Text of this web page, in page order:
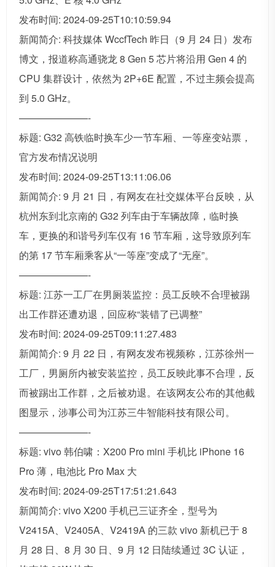
发布时间: 2024-09-25T10:10:59.94
新闻简介: 科技媒体 WccfTech 昨日（9 月 24 日）发布
博文，报道称高通骁龙 8 Gen 5 芯片将沿用 Gen 4 的
CPU 集群设计，依然为 2P+6E 配置，不过主频会提高
到 5.0 GHz。
———————-
标题: G32 高铁临时换车少一节车厢、一等座变站票，
官方发布情况说明
发布时间: 2024-09-25T13:11:06.06
新闻简介: 9 月 21 日，有网友在社交媒体平台反映，从
杭州东到北京南的 G32 列车由于车辆故障，临时换
车，更换的和谐号列车仅有 16 节车厢，这导致原列车
的第 17 节车厢乘客从“一等座”变成了“无座”。
———————-
标题: 江苏一工厂在男厕装监控：员工反映不合理被踢
出工作群还遭劝退，回应称“装错了已调整”
发布时间: 2024-09-25T09:11:27.483
新闻简介: 9 月 22 日，有网友发布视频称，江苏徐州一
工厂，男厕所内被安装监控，员工反映此事不合理，反
而被踢出工作群，之后被劝退。在该网友公布的其他截
图显示，涉事公司为江苏三牛智能科技有限公司。
———————-
标题: vivo 韩伯啸：X200 Pro mini 手机比 iPhone 16
Pro 薄，电池比 Pro Max 大
发布时间: 2024-09-25T17:51:21.643
新闻简介: vivo X200 手机已三证齐全，型号为
V2415A、V2405A、V2419A 的三款 vivo 新机已于 8
月 28 日、8 月 30 日、9 月 12 日陆续通过 3C 认证，